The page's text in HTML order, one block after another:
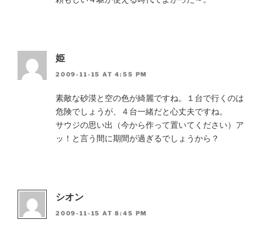
姫
2009-11-15 AT 4:55 PM
素敵な砂漠と空の色が綺麗ですね。１台で行くのは
危険でしょうが、４台一緒だと心丈夫ですね。
サウジの思い出（今から作って置いてください）ア
ッ！と言う間に期間が過ぎるでしょうから？
シオン
2009-11-15 AT 8:45 PM